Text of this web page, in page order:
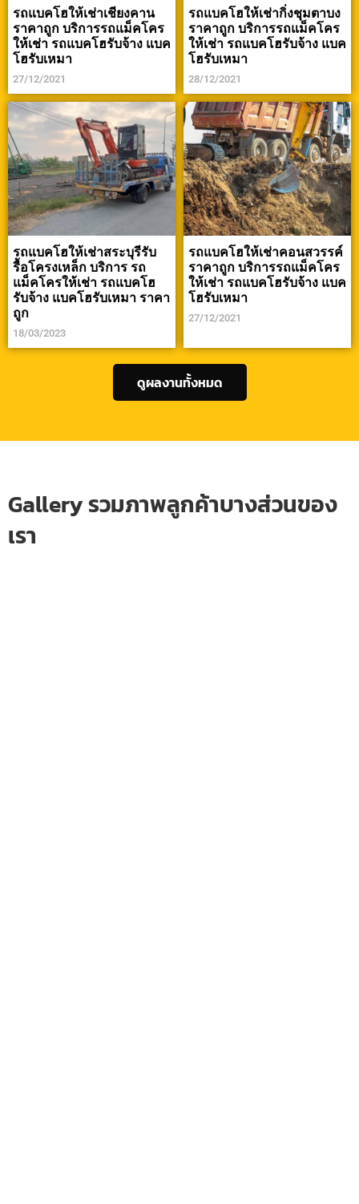
รถแบคโฮให้เช่าเชียงคาน
ราคาถูก บริการรถแม็คโคร
ให้เช่า รถแบคโฮรับจ้าง แบค
โฮรับเหมา
27/12/2021
รถแบคโฮให้เช่ากิ่งชุมตาบง
ราคาถูก บริการรถแม็คโคร
ให้เช่า รถแบคโฮรับจ้าง แบค
โฮรับเหมา
28/12/2021
รถแบคโฮให้เช่าสระบุรีรับ
รื้อโครงเหล็ก บริการ รถ
แม็คโครให้เช่า รถแบคโฮ
รับจ้าง แบคโฮรับเหมา ราคา
ถูก
18/03/2023
รถแบคโฮให้เช่าคอนสวรรค์
ราคาถูก บริการรถแม็คโคร
ให้เช่า รถแบคโฮรับจ้าง แบค
โฮรับเหมา
27/12/2021
ดูผลงานทั้งหมด
Gallery รวมภาพลูกค้าบางส่วนของ
เรา